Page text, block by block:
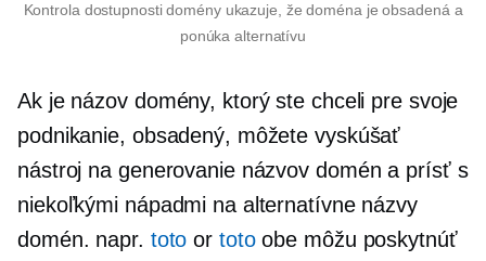
Kontrola dostupnosti domény ukazuje, že doména je obsadená a
ponúka alternatívu
Ak je názov domény, ktorý ste chceli pre svoje
podnikanie, obsadený, môžete vyskúšať
nástroj na generovanie názvov domén a prísť s
niekoľkými nápadmi na alternatívne názvy
domén. napr. toto or totoobe môžu poskytnúť